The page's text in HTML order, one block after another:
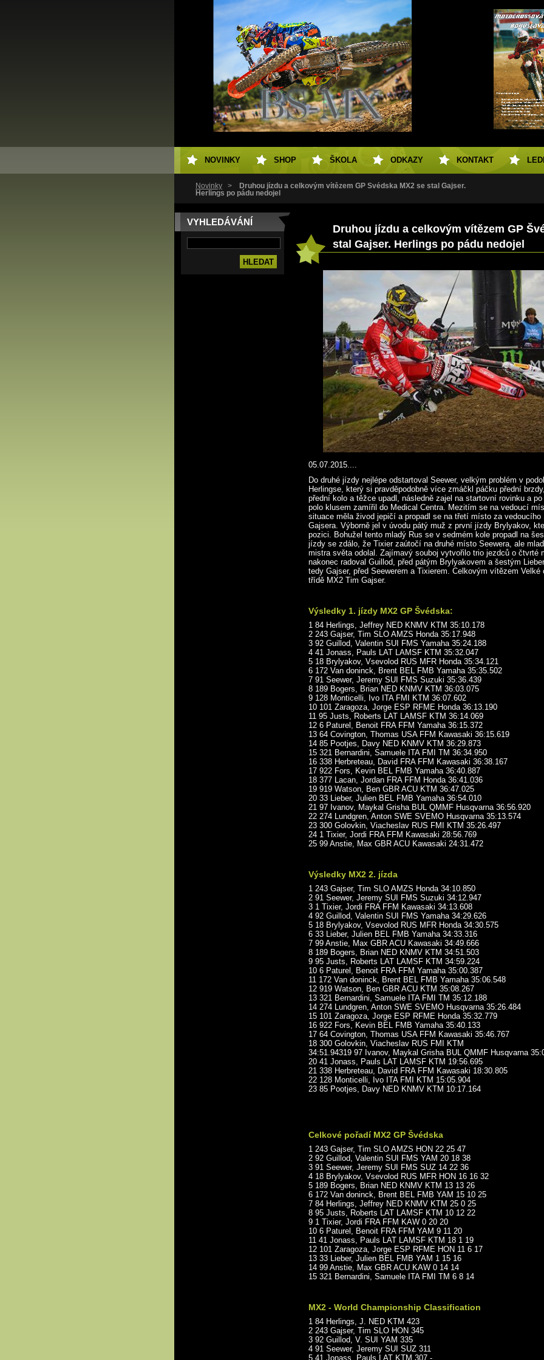
Novinky >
Druhou jízdu a celkovým vítězem GP Švédska MX2 se stal Gajser.
Herlings po pádu nedojel
VYHLEDÁVÁNÍ
Druhou jízdu a celkovým vítězem GP
stal Gajser. Herlings po pádu nedojel
05.07.2015....
Do druhé jízdy nejlépe odstartoval Seewer, velkým problém v
Herlingse, který si pravděpodobně více zmáčkl páčku přední
přední kolo a těžce upadl, následně zajel na startovní rovinku a
polo klusem zamířil do Medical Centra. Mezitím se na vedoucí
situace měla živod jepičí a propadl se na třetí místo za vedoucího
Gajsera. Výborně jel v úvodu pátý muž z první jízdy Brylyakov,
pozici. Bohužel tento mladý Rus se v sedmém kole propadl na
jízdy se zdálo, že Tixier zaútočí na druhé místo Seewera, ale
mistra světa odolal. Zajímavý souboj vytvořilo trio jezdců o čtvrté
nakonec radoval Guillod, před pátým Brylyakovem a šestým
tedy Gajser, před Seewerem a Tixierem. Celkovým vítězem
třídě MX2 Tim Gajser.
Výsledky 1. jízdy MX2 GP Švédska:
1 84 Herlings, Jeffrey NED KNMV KTM 35:10.178
2 243 Gajser, Tim SLO AMZS Honda 35:17.948
3 92 Guillod, Valentin SUI FMS Yamaha 35:24.188
4 41 Jonass, Pauls LAT LAMSF KTM 35:32.047
5 18 Brylyakov, Vsevolod RUS MFR Honda 35:34.121
6 172 Van doninck, Brent BEL FMB Yamaha 35:35.502
7 91 Seewer, Jeremy SUI FMS Suzuki 35:36.439
8 189 Bogers, Brian NED KNMV KTM 36:03.075
9 128 Monticelli, Ivo ITA FMI KTM 36:07.602
10 101 Zaragoza, Jorge ESP RFME Honda 36:13.190
11 95 Justs, Roberts LAT LAMSF KTM 36:14.069
12 6 Paturel, Benoit FRA FFM Yamaha 36:15.372
13 64 Covington, Thomas USA FFM Kawasaki 36:15.619
14 85 Pootjes, Davy NED KNMV KTM 36:29.873
15 321 Bernardini, Samuele ITA FMI TM 36:34.950
16 338 Herbreteau, David FRA FFM Kawasaki 36:38.167
17 922 Fors, Kevin BEL FMB Yamaha 36:40.887
18 377 Lacan, Jordan FRA FFM Honda 36:41.036
19 919 Watson, Ben GBR ACU KTM 36:47.025
20 33 Lieber, Julien BEL FMB Yamaha 36:54.010
21 97 Ivanov, Maykal Grisha BUL QMMF Husqvarna 36:56.920
22 274 Lundgren, Anton SWE SVEMO Husqvarna 35:13.574
23 300 Golovkin, Viacheslav RUS FMI KTM 35:26.497
24 1 Tixier, Jordi FRA FFM Kawasaki 28:56.769
25 99 Anstie, Max GBR ACU Kawasaki 24:31.472
Výsledky MX2 2. jízda
1 243 Gajser, Tim SLO AMZS Honda 34:10.850
2 91 Seewer, Jeremy SUI FMS Suzuki 34:12.947
3 1 Tixier, Jordi FRA FFM Kawasaki 34:13.608
4 92 Guillod, Valentin SUI FMS Yamaha 34:29.626
5 18 Brylyakov, Vsevolod RUS MFR Honda 34:30.575
6 33 Lieber, Julien BEL FMB Yamaha 34:33.316
7 99 Anstie, Max GBR ACU Kawasaki 34:49.666
8 189 Bogers, Brian NED KNMV KTM 34:51.503
9 95 Justs, Roberts LAT LAMSF KTM 34:59.224
10 6 Paturel, Benoit FRA FFM Yamaha 35:00.387
11 172 Van doninck, Brent BEL FMB Yamaha 35:06.548
12 919 Watson, Ben GBR ACU KTM 35:08.267
13 321 Bernardini, Samuele ITA FMI TM 35:12.188
14 274 Lundgren, Anton SWE SVEMO Husqvarna 35:26.484
15 101 Zaragoza, Jorge ESP RFME Honda 35:32.779
16 922 Fors, Kevin BEL FMB Yamaha 35:40.133
17 64 Covington, Thomas USA FFM Kawasaki 35:46.767
18 300 Golovkin, Viacheslav RUS FMI KTM
34:51.94319 97 Ivanov, Maykal Grisha BUL QMMF Husqvarna
20 41 Jonass, Pauls LAT LAMSF KTM 19:56.695
21 338 Herbreteau, David FRA FFM Kawasaki 18:30.805
22 128 Monticelli, Ivo ITA FMI KTM 15:05.904
23 85 Pootjes, Davy NED KNMV KTM 10:17.164
Celkové pořadí MX2 GP Švédska
1 243 Gajser, Tim SLO AMZS HON 22 25 47
2 92 Guillod, Valentin SUI FMS YAM 20 18 38
3 91 Seewer, Jeremy SUI FMS SUZ 14 22 36
4 18 Brylyakov, Vsevolod RUS MFR HON 16 16 32
5 189 Bogers, Brian NED KNMV KTM 13 13 26
6 172 Van doninck, Brent BEL FMB YAM 15 10 25
7 84 Herlings, Jeffrey NED KNMV KTM 25 0 25
8 95 Justs, Roberts LAT LAMSF KTM 10 12 22
9 1 Tixier, Jordi FRA FFM KAW 0 20 20
10 6 Paturel, Benoit FRA FFM YAM 9 11 20
11 41 Jonass, Pauls LAT LAMSF KTM 18 1 19
12 101 Zaragoza, Jorge ESP RFME HON 11 6 17
13 33 Lieber, Julien BEL FMB YAM 1 15 16
14 99 Anstie, Max GBR ACU KAW 0 14 14
15 321 Bernardini, Samuele ITA FMI TM 6 8 14
MX2 - World Championship Classification
1 84 Herlings, J. NED KTM 423
2 243 Gajser, Tim SLO HON 345
3 92 Guillod, V. SUI YAM 335
4 91 Seewer, Jeremy SUI SUZ 311
5 41 Jonass, Pauls LAT KTM 307 -
NOVINKY SHOP ŠKOLA ODKAZY KONTAKT